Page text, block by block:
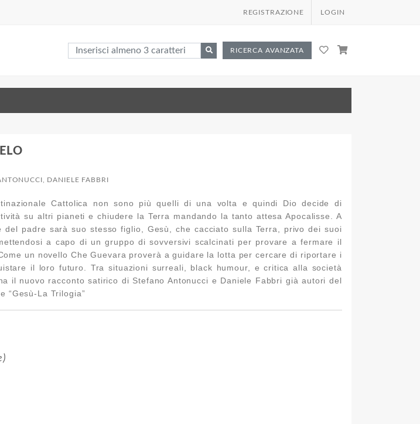
REGISTRAZIONE LOGIN
RICERCA AVANZATA
DANIELE FABBRI
Cattolica non sono più quelli di una volta e quindi Dio decide di
su altri pianeti e chiudere la Terra mandando la tanto attesa Apocalisse. A
del padre sarà suo stesso figlio, Gesù, che cacciato sulla Terra, privo dei suoi
a capo di un gruppo di sovversivi scalcinati per provare a fermare il
un novello Che Guevara proverà a guidare la lotta per cercare di riportare i
il loro futuro. Tra situazioni surreali, black humour, e critica alla società
il nuovo racconto satirico di Stefano Antonucci e Daniele Fabbri già autori del
“Gesù-La Trilogia”